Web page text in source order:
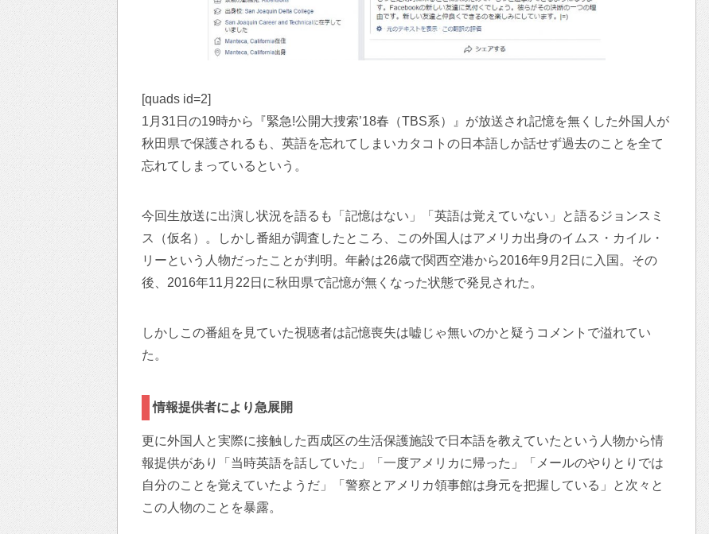
[quads id=2]
1月31日の19時から『緊急!公開大捜索’18春（TBS系）』が放送され記憶を無くした外国人が
秋田県で保護されるも、英語を忘れてしまいカタコトの日本語しか話せず過去のことを全て
忘れてしまっているという。
今回生放送に出演し状況を語るも「記憶はない」「英語は覚えていない」と語るジョンスミ
ス（仮名）。しかし番組が調査したところ、この外国人はアメリカ出身のイムス・カイル・
リーという人物だったことが判明。年齢は26歳で関西空港から2016年9月2日に入国。その
後、2016年11月22日に秋田県で記憶が無くなった状態で発見された。
しかしこの番組を見ていた視聴者は記憶喪失は嘘じゃ無いのかと疑うコメントで溢れてい
た。
情報提供者により急展開
更に外国人と実際に接触した西成区の生活保護施設で日本語を教えていたという人物から情
報提供があり「当時英語を話していた」「一度アメリカに帰った」「メールのやりとりでは
自分のことを覚えていたようだ」「警察とアメリカ領事館は身元を把握している」と次々と
この人物のことを暴露。